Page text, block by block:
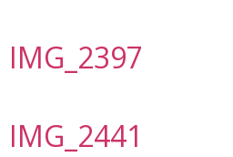
IMG_2397
IMG_2441